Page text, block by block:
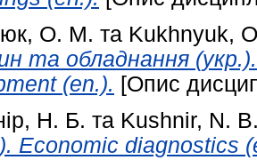
О. М. та Kukhnyuk,
та обладнання
(en.). [Опис
Н. Б. та Kushnir, N.
Economic diagnostiсs